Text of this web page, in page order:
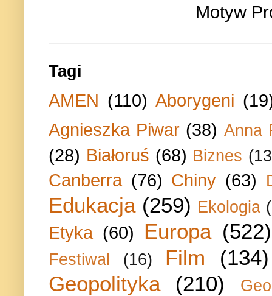
Motyw
Tagi
AMEN (110) Aborygeni
Agnieszka Piwar (38) Anna
(28) Białoruś (68) Biznes
Canberra (76) Chiny (63)
Edukacja (259) Ekologia
Etyka (60) Europa (522)
Festiwal (16) Film
(134)
Geopolityka
(210)